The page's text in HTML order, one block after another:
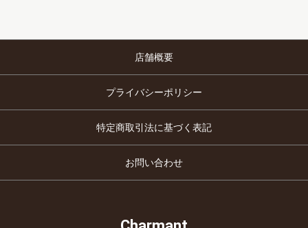
店舗概要
プライバシーポリシー
特定商取引法に基づく表記
お問い合わせ